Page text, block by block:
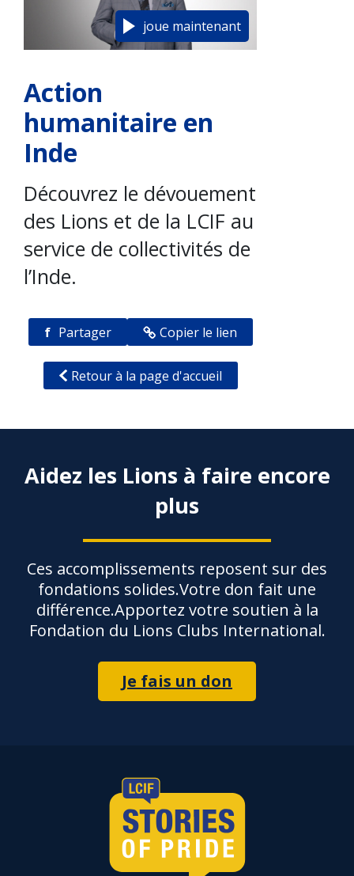
joue maintenant
Action
humanitaire en
Inde
Découvrez le dévouement
des Lions et de la LCIF au
service de collectivités de
l’Inde.
f Partager Copier le lien
Retour à la page d'accueil
Aidez les Lions à faire encore
plus
Ces accomplissements reposent sur des
fondations solides.Votre don fait une
différence.Apportez votre soutien à la
Fondation du Lions Clubs International.
Je fais un don